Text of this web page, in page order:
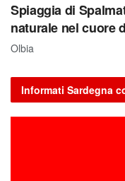
Spiaggia di
naturale nel cuore
Olbia
Informati Sardegna